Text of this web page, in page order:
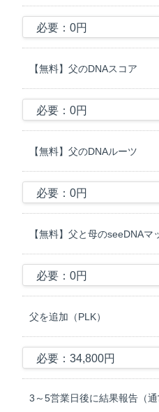
精度を保証す ることはできませ
すものであり、一 定の誤差が含ま
B）当社の判定基準に満たない
１．DNAルーツの目的
当社のDNAルーツ（以下、「検
２．検査の方法
A）依頼人より提出された検体か
子生物学 的な手法であるNGS法
て解析し、SNPs (Single
価します。
3．検査の科学的な根拠
GWAS(genome-wide association
りません。また、最新の科学的研
れる場合があります。
＜seeDNAマッチングについて＞
１. seeDNAマッチングの目的
【無料】父のDNAスコア
【無料】父のDNAルーツ
【無料】父と母のseeDNAマ
父を追加（PLK）
3～5営業日後に結果報告（通